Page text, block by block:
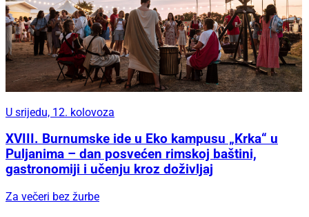
U srijedu, 12. kolovoza
XVIII. Burnumske ide u Eko kampusu „Krka“ u
Puljanima – dan posvećen rimskoj baštini,
gastronomiji i učenju kroz doživljaj
Za večeri bez žurbe